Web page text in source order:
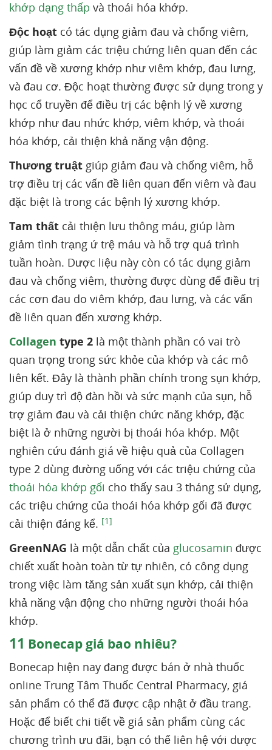
khớp dạng thấp và thoái hóa khớp.
Độc hoạt có tác dụng giảm đau và chống viêm,
giúp làm giảm các triệu chứng liên quan đến các
vấn đề về xương khớp như viêm khớp, đau lưng,
và đau cơ. Độc hoạt thường được sử dụng trong y
học cổ truyền để điều trị các bệnh lý về xương
khớp như đau nhức khớp, viêm khớp, và thoái
hóa khớp, cải thiện khả năng vận động.
Thương truật giúp giảm đau và chống viêm, hỗ
trợ điều trị các vấn đề liên quan đến viêm và đau
đặc biệt là trong các bệnh lý xương khớp.
Tam thất cải thiện lưu thông máu, giúp làm
giảm tình trạng ứ trệ máu và hỗ trợ quá trình
tuần hoàn. Dược liệu này còn có tác dụng giảm
đau và chống viêm, thường được dùng để điều trị
các cơn đau do viêm khớp, đau lưng, và các vấn
đề liên quan đến xương khớp.
Collagen type 2 là một thành phần có vai trò
quan trọng trong sức khỏe của khớp và các mô
liên kết. Đây là thành phần chính trong sụn khớp,
giúp duy trì độ đàn hồi và sức mạnh của sụn, hỗ
trợ giảm đau và cải thiện chức năng khớp, đặc
biệt là ở những người bị thoái hóa khớp. Một
nghiên cứu đánh giá về hiệu quả của Collagen
type 2 dùng đường uống với các triệu chứng của
thoái hóa khớp gối cho thấy sau 3 tháng sử dụng,
các triệu chứng của thoái hóa khớp gối đã được
cải thiện đáng kể. [1]
GreenNAG là một dẫn chất của glucosamin được
chiết xuất hoàn toàn từ tự nhiên, có công dụng
trong việc làm tăng sản xuất sụn khớp, cải thiện
khả năng vận động cho những người thoái hóa
khớp.
11 Bonecap giá bao nhiêu?
Bonecap hiện nay đang được bán ở nhà thuốc
online Trung Tâm Thuốc Central Pharmacy, giá
sản phẩm có thể đã được cập nhật ở đầu trang.
Hoặc để biết chi tiết về giá sản phẩm cùng các
chương trình ưu đãi, bạn có thể liên hệ với dược